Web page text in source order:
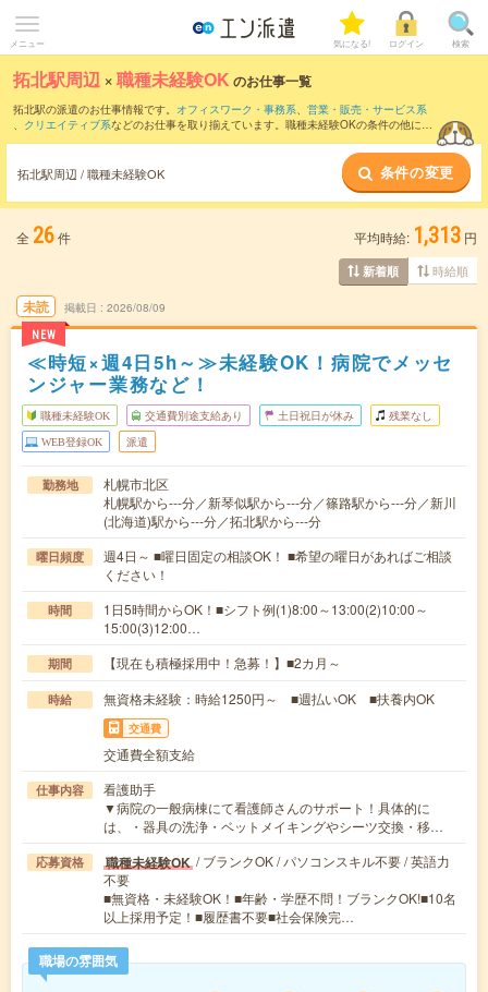
メニュー 気になる! ログイン 検索
拓北駅周辺 ×職種未経験OK のお仕事一覧
拓北駅の派遣のお仕事情報です。 オフィスワーク・事務系、 営業・販売・サービス系
、 クリエイティブ系などのお仕事を取り揃えています。職種未経験OKの条件の他に、
拓北駅周辺 / 職種未経験OK 条件の変更
全 26件 平均時給: 1,313 円
新着順 時給順
未読
NEW
掲載日 2026/08/09
≪時短×週4日5h～≫未経験OK！病院でメッセ
ンジャー業務など！
職種未経験OK 交通費別途支給あり 土日祝日が休み 残業なし
WEB登録OK 派遣
勤務地
札幌市北区
札幌駅から---分／新琴似駅から---分／篠路駅から---分／新川
(北海道)駅から---分／拓北駅から---分
曜日頻度
週4日～ ■曜日固定の相談OK！ ■希望の曜日があればご相談
ください！
時間
1日5時間からOK！■シフト例(1)8:00～13:00(2)10:00～
15:00(3)12:00…
期間 【現在も積極採用中！急募！】■2カ月～
時給 無資格未経験：時給1250円～ ■週払いOK ■扶養内OK
交通費
交通費全額支給
仕事内容
看護助手
▼病院の一般病棟にて看護師さんのサポート！具体的に
は、・器具の洗浄・ベットメイキングやシーツ交換・移…
応募資格 職種未経験OK / ブランクOK / パソコンスキル不要 / 英語力
不要
■無資格・未経験OK！■年齢・学歴不問！ブランクOK!■10名
以上採用予定！■履歴書不要■社会保険完…
職場の雰囲気